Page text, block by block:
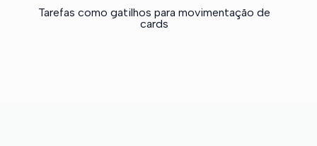
Tarefas como gatilhos para movimentação de
cards